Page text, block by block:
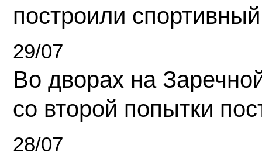
построили
29/07
Во дворах на
со второй попытки
28/07